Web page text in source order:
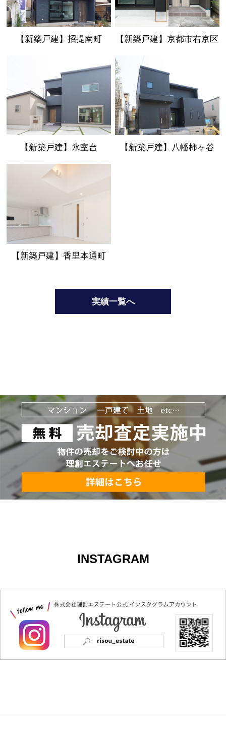
【新築戸建】招提南町 【新築戸建】京都市右京区
【新築戸建】氷室台 【新築戸建】八幡柿ヶ谷
【新築戸建】香里本通町
実績一覧へ
INSTAGRAM